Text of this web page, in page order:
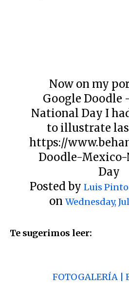
Now on my
Google Doodle
National Day I
to illustrate
https://
Doodle-
Day
Posted by Luis
on Wednesday,
Te sugerimos leer:
FOTOGALERÍA |